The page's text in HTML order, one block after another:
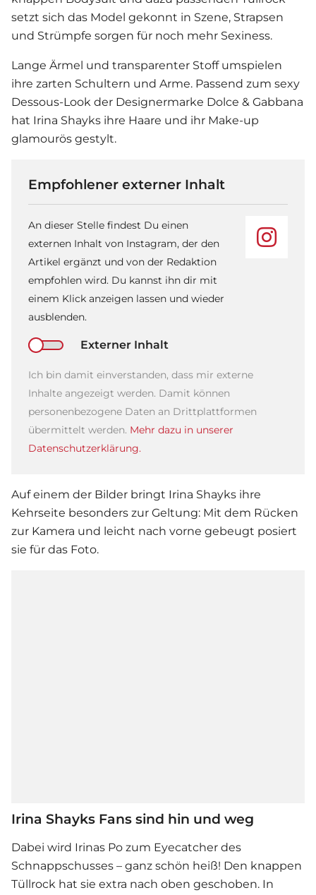
setzt sich das Model gekonnt in Szene, Strapsen
und Strümpfe sorgen für noch mehr Sexiness.
Lange Ärmel und transparenter Stoff umspielen
ihre zarten Schultern und Arme. Passend zum sexy
Dessous-Look der Designermarke Dolce & Gabbana
hat Irina Shayks ihre Haare und ihr Make-up
glamourös gestylt.
Empfohlener externer Inhalt
An dieser Stelle findest Du einen
externen Inhalt von Instagram, der den
Artikel ergänzt und von der Redaktion
empfohlen wird. Du kannst ihn dir mit
einem Klick anzeigen lassen und wieder
ausblenden.
Externer Inhalt
Ich bin damit einverstanden, dass mir externe
Inhalte angezeigt werden. Damit können
personenbezogene Daten an Drittplattformen
übermittelt werden. Mehr dazu in unserer
Datenschutzerklärung.
Auf einem der Bilder bringt Irina Shayks ihre
Kehrseite besonders zur Geltung: Mit dem Rücken
zur Kamera und leicht nach vorne gebeugt posiert
sie für das Foto.
Irina Shayks Fans sind hin und weg
Dabei wird Irinas Po zum Eyecatcher des
Schnappschusses – ganz schön heiß! Den knappen
Tüllrock hat sie extra nach oben geschoben. In